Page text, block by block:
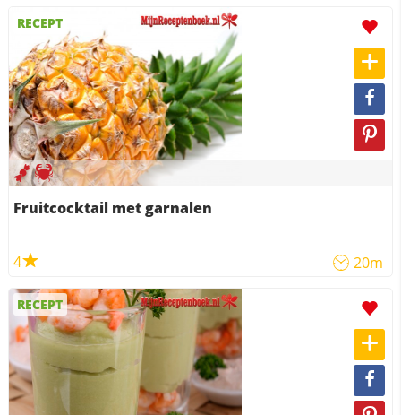
RECEPT
Fruitcocktail met garnalen
4 20m
RECEPT